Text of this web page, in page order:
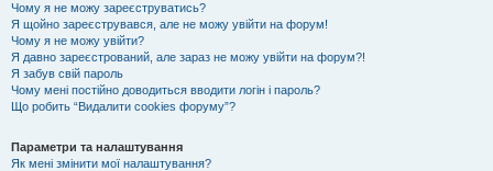
Чому я не можу зареєструватись?
Я щойно зареєструвався, але не можу увійти на форум!
Чому я не можу увійти?
Я давно зареєстрований, але зараз не можу увійти на форум?!
Я забув свій пароль
Чому мені постійно доводиться вводити логін і пароль?
Що робить “Видалити cookies форуму”?
Параметри та налаштування
Як мені змінити мої налаштування?